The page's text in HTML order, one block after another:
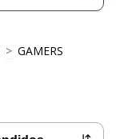
> GAMERS